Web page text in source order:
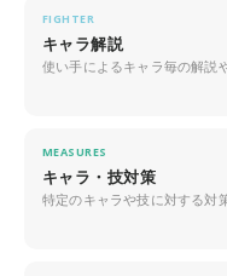
FIGHTER
キャラ解説
使い手によるキャラ毎の解説
MEASURES
キャラ・技対策
特定のキャラや技に対する対